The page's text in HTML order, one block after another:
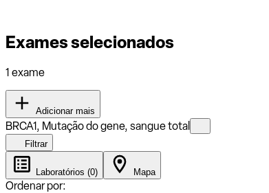
Exames selecionados
1 exame
Adicionar mais
BRCA1, Mutação do gene, sangue total
Filtrar
Laboratórios (0) Mapa
Ordenar por: